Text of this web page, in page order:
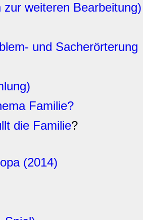
weiteren Bearbeitung)
und Sacherörterung
Familie?
die Familie?
(2014)